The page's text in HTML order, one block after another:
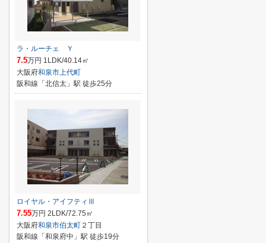
ラ・ルーチェ Ｙ
7.5万円 1LDK/40.14㎡
大阪府和泉市上代町
阪和線「北信太」駅 徒歩25分
ロイヤル・アイフティⅢ
7.55万円 2LDK/72.75㎡
大阪府和泉市伯太町 ２丁目
阪和線「和泉府中」駅 徒歩19分